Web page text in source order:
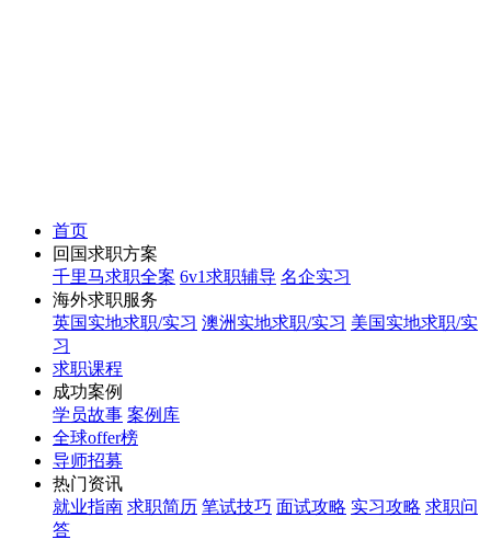
首页
回国求职方案
千里马求职全案 6v1求职辅导 名企实习
海外求职服务
英国实地求职/实习 澳洲实地求职/实习 美国实地求职/实
习
求职课程
成功案例
学员故事 案例库
全球offer榜
导师招募
热门资讯
就业指南 求职简历 笔试技巧 面试攻略 实习攻略 求职问
答